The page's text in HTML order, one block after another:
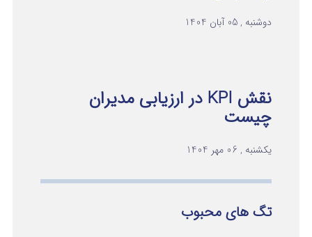
دوشنبه , 05 آبان 1404
نقش KPI در ارزیابی مدیران
چیست
یکشنبه , 06 مهر 1404
تگ های محبوب